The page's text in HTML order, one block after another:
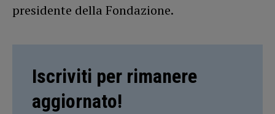
presidente della Fondazione.
Iscriviti per rimanere
aggiornato!